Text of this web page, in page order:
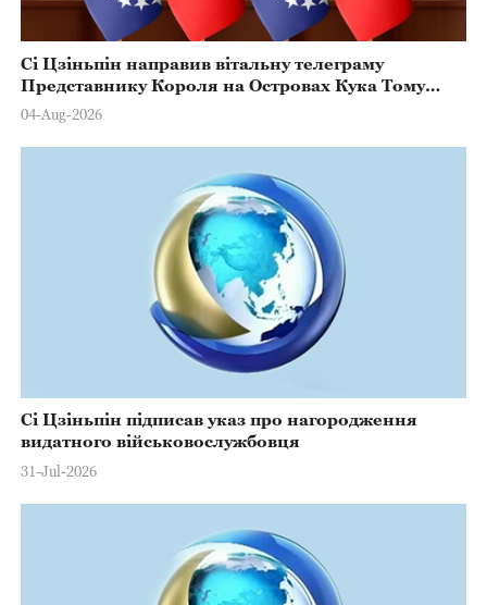
Сі Цзіньпін направив вітальну телеграму
Представнику Короля на Островах Кука Тому
Марстерсу з нагоди Дня Конституції
04-Aug-2026
Сі Цзіньпін підписав указ про нагородження
видатного військовослужбовця
31-Jul-2026